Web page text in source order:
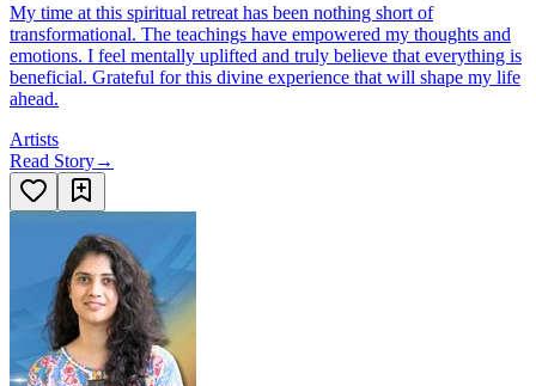
My time at this spiritual retreat has been nothing short of
transformational. The teachings have empowered my thoughts and
emotions. I feel mentally uplifted and truly believe that everything is
beneficial. Grateful for this divine experience that will shape my life
ahead.
Artists
Read Story→